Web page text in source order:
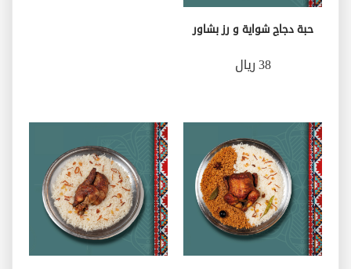
حبة دجاج شواية و رز بشاور
38 ريال